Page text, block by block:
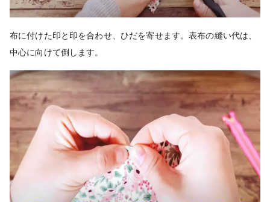
布に付けた印と印を合わせ、ひだを寄せます。表布の縫い代は、
中心に向けて倒します。